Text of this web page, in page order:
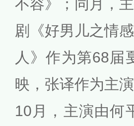
不容》；同月，
剧《好男儿之情
人》作为第68届
映，张译作为主
10月，主演由何